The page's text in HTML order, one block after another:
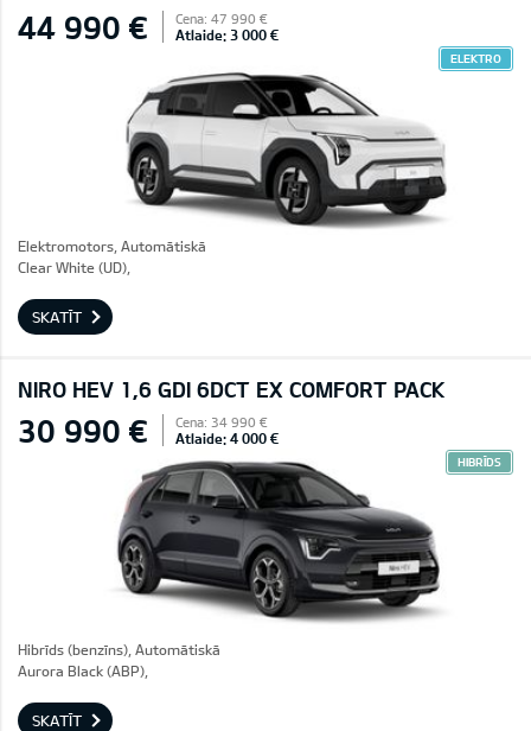
44 990 € Cena: 47 990 €
Atlaide: 3 000 €
ELEKTRO
Elektromotors, Automātiskā
Clear White (UD),
SKATĪT
NIRO HEV 1,6 GDI 6DCT EX COMFORT PACK
30 990 € Cena: 34 990 €
Atlaide: 4 000 €
HIBRĪDS
Hibrīds (benzīns), Automātiskā
Aurora Black (ABP),
SKATĪT